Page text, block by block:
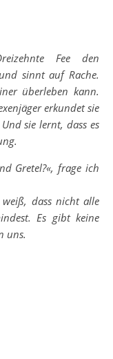
Fee den
sinnt auf Rache.
überleben kann.
erkundet sie
sie lernt, dass es
Gretel?«, frage ich
dass nicht alle
Es gibt keine
uns.